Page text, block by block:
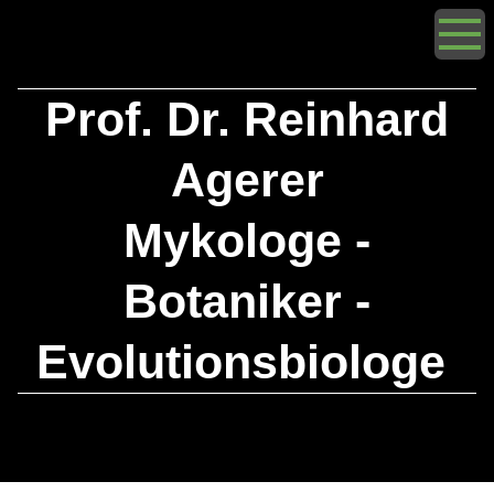
Prof. Dr. Reinhard
Agerer
Mykologe -
Botaniker -
Evolutionsbiologe